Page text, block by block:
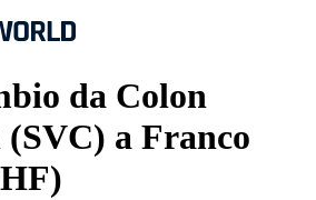
da Colon
a Franco